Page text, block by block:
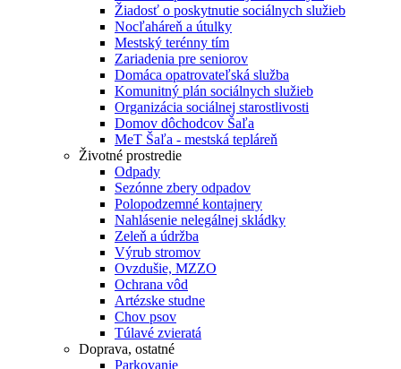
Žiadosť o poskytnutie sociálnych služieb
Nocľaháreň a útulky
Mestský terénny tím
Zariadenia pre seniorov
Domáca opatrovateľská služba
Komunitný plán sociálnych služieb
Organizácia sociálnej starostlivosti
Domov dôchodcov Šaľa
MeT Šaľa - mestská tepláreň
Životné prostredie
Odpady
Sezónne zbery odpadov
Polopodzemné kontajnery
Nahlásenie nelegálnej skládky
Zeleň a údržba
Výrub stromov
Ovzdušie, MZZO
Ochrana vôd
Artézske studne
Chov psov
Túlavé zvieratá
Doprava, ostatné
Parkovanie